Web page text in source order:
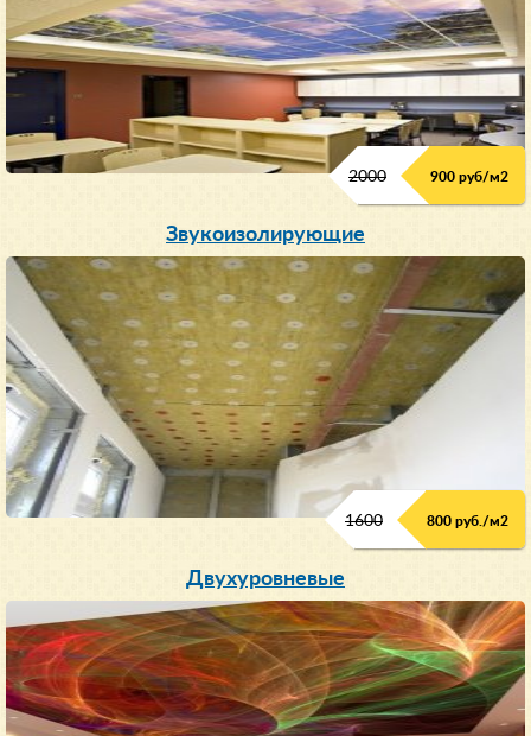
2000 900 руб/м2
Звукоизолирующие
1600 800 руб./м2
Двухуровневые